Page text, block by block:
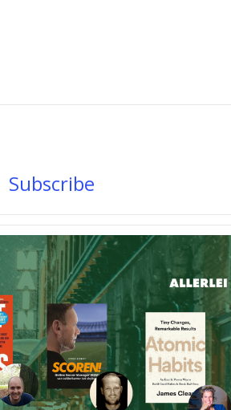
Subscribe